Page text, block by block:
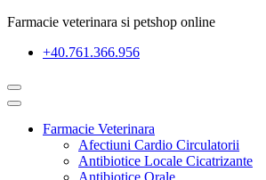
Farmacie veterinara si petshop online
+40.761.366.956
Farmacie Veterinara
Afectiuni Cardio Circulatorii
Antibiotice Locale Cicatrizante
Antibiotice Orale